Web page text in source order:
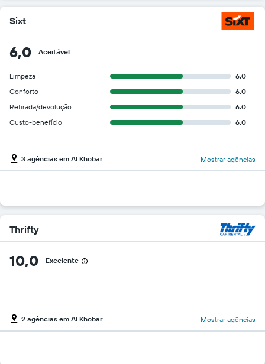
Sixt
6,0 Aceitável
Limpeza
6.0
Conforto
6.0
Retirada/devolução
6.0
Custo-benefício
6.0
3 agências em Al Khobar Mostrar agências
Thrifty
10,0 Excelente
2 agências em Al Khobar Mostrar agências